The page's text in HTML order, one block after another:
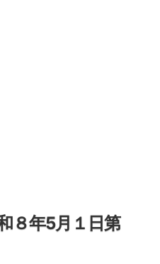
８年5月１日第